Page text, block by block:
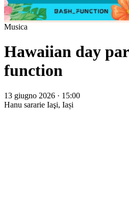
Musica
Hawaiian day
function
13 giugno 2026 · 15:00
Hanu sararie Iaşi, Iași